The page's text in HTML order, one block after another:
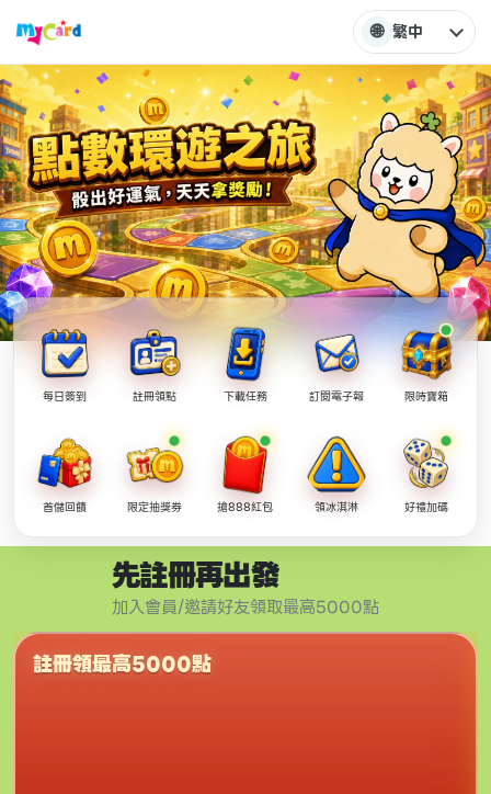
🌐 繁中
每日簽到 註冊領點 下載任務 訂閱電子報 限時寶箱
首儲回饋 限定抽獎券 搶888紅包 領冰淇淋 好禮加碼
先註冊再出發
加入會員/邀請好友領取最高5000點
註冊領最高5000點